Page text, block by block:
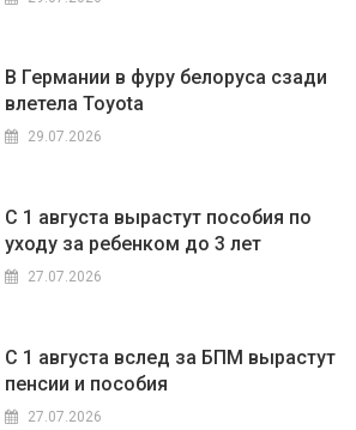
В Германии в фуру белоруса сзади
влетела Toyota
29.07.2026
С 1 августа вырастут пособия по
уходу за ребенком до 3 лет
27.07.2026
С 1 августа вслед за БПМ вырастут
пенсии и пособия
27.07.2026